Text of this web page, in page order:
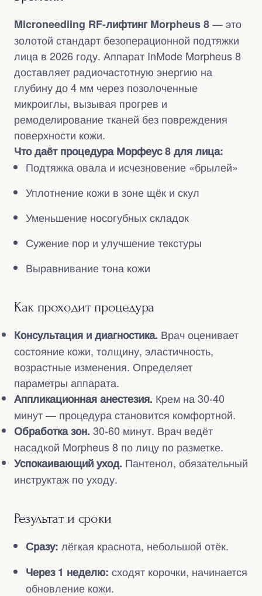
Microneedling RF-лифтинг Morpheus 8— это
золотой стандарт безоперационной подтяжки
лица в 2026 году. Аппарат InMode Morpheus 8
доставляет радиочастотную энергию на
глубину до 4 мм через позолоченные
микроиглы, вызывая прогрев и
ремоделирование тканей без повреждения
поверхности кожи.
Что даёт процедура Морфеус 8 для лица:
Подтяжка овала и исчезновение «брылей»
Уплотнение кожи в зоне щёк и скул
Уменьшение носогубных складок
Сужение пор и улучшение текстуры
Выравнивание тона кожи
Как проходит процедура
Консультация и диагностика. Врач оценивает
состояние кожи, толщину, эластичность,
возрастные изменения. Определяет
параметры аппарата.
Аппликационная анестезия. Крем на 30-40
минут — процедура становится комфортной.
Обработка зон. 30-60 минут. Врач ведёт
насадкой Morpheus 8 по лицу по разметке.
Успокаивающий уход. Пантенол, обязательный
инструктаж по уходу.
Результат и сроки
Сразу: лёгкая краснота, небольшой отёк.
Через 1 неделю: сходят корочки, начинается
обновление кожи.